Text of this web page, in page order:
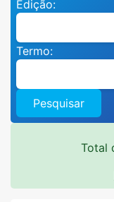
Edição:
Termo:
Pesquisar
Total